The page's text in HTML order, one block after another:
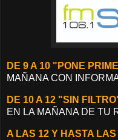
DE 9 A 10 "PONE
MAÑANA CON
DE 10 A 12 "SIN
EN LA MAÑANA DE TU
A LAS 12 Y HASTA